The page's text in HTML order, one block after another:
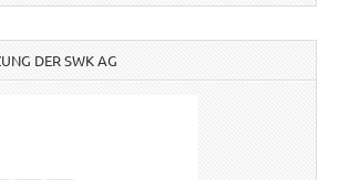
DER SWK AG